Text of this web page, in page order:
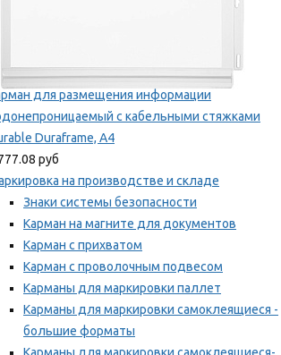
для размещения информации
с кабельными стяжками
Duraframe, А4
руб
на производстве и складе
Знаки системы безопасности
Карман на магните для документов
Карман с прихватом
Карман с проволочным подвесом
Карманы для маркировки паллет
Карманы для маркировки самоклеящиеся -
большие форматы